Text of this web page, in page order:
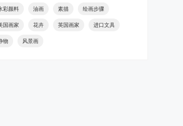
彩颜料 油画 素描 绘画步骤
国画家 花卉 英国画家 进口文具
物 风景画